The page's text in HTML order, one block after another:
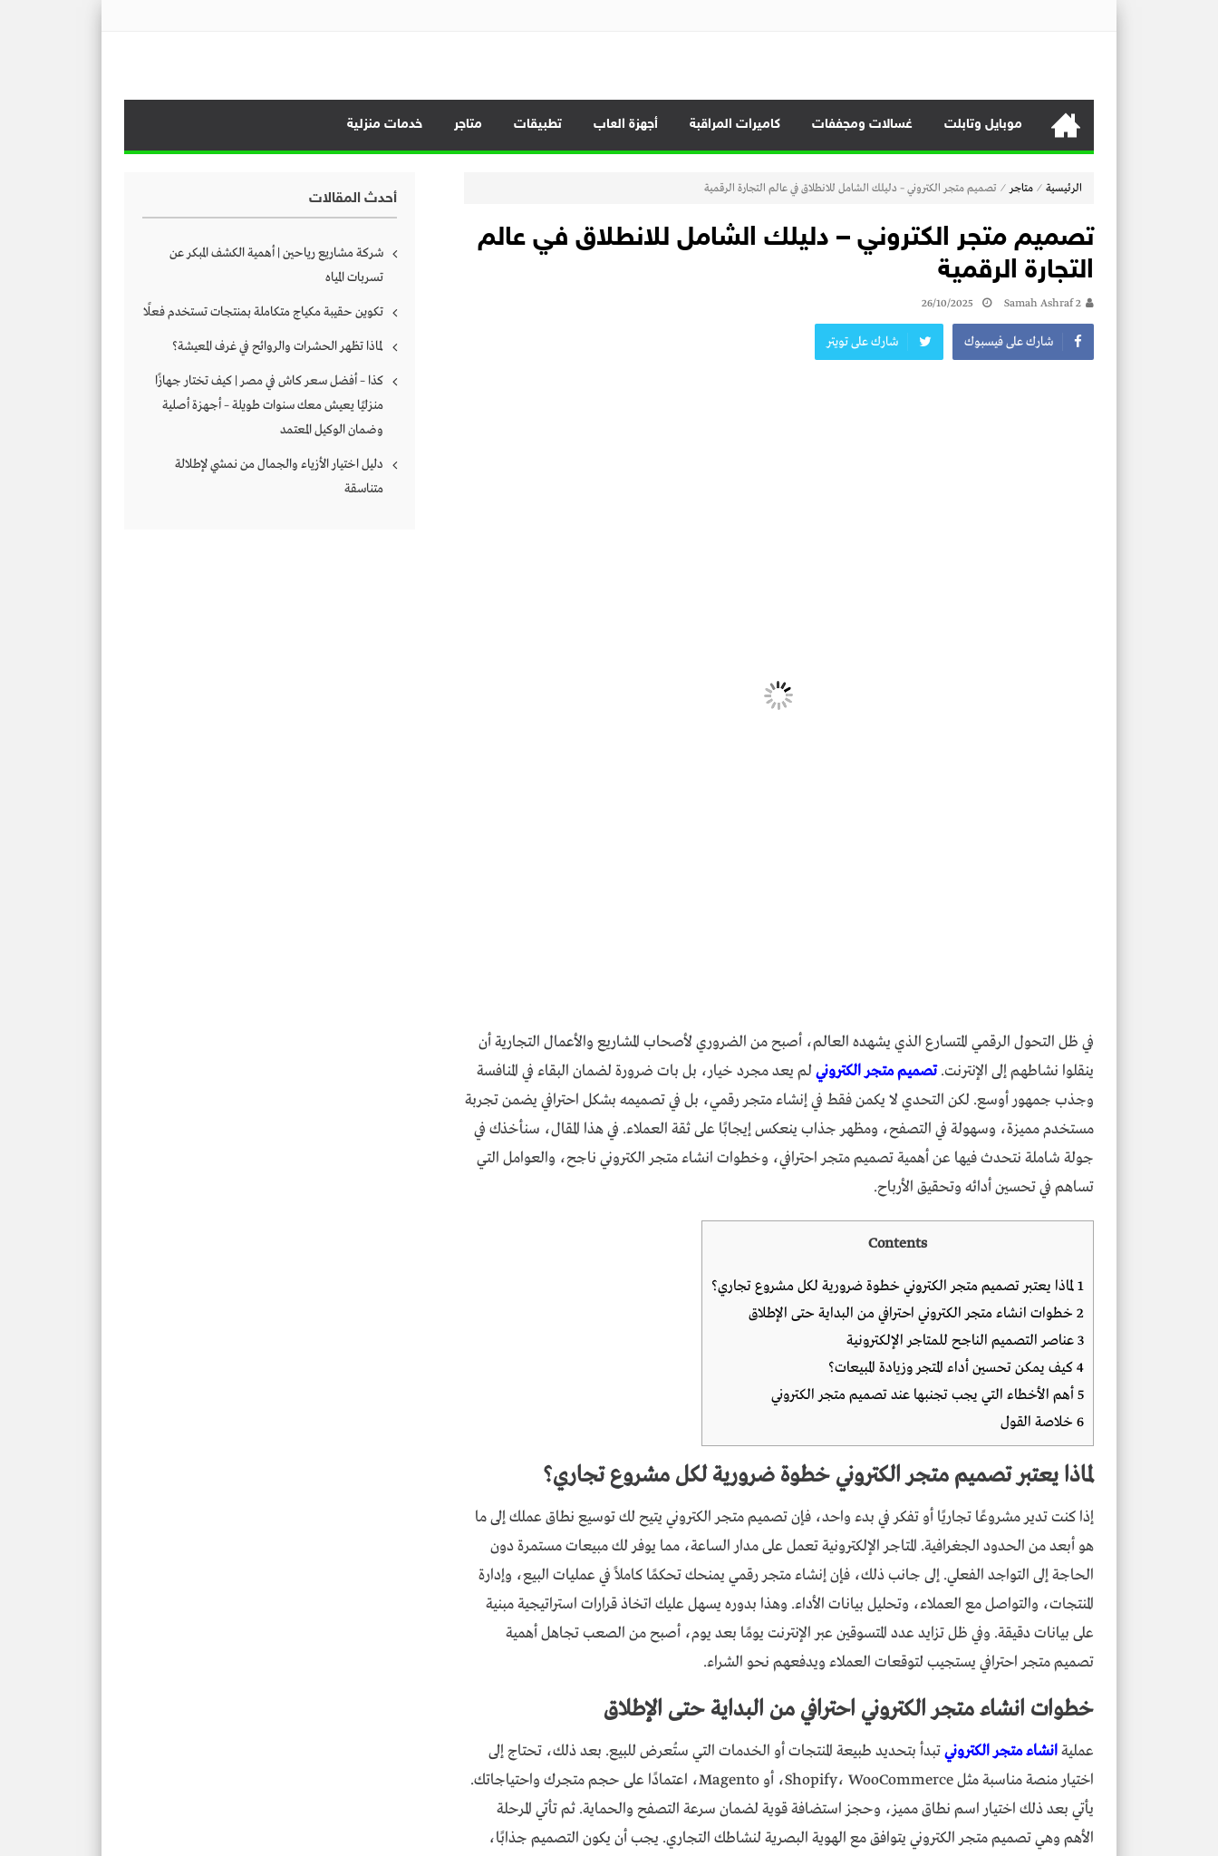
موبايل وتابلت غسالات ومجففات كاميرات المراقبة أجهزة العاب تطبيقات متاجر خدمات منزلية
الرئيسية ⁄ متاجر ⁄ تصميم متجر الكتروني – دليلك الشامل للانطلاق في عالم التجارة الرقمية
تصميم متجر الكتروني – دليلك الشامل للانطلاق في عالم
التجارة الرقمية
Samah Ashraf 2
26/10/2025
شارك على فيسبوك شارك على تويتر
في ظل التحول الرقمي المتسارع الذي يشهده العالم، أصبح من الضروري لأصحاب المشاريع والأعمال التجارية أن
ينقلوا نشاطهم إلى الإنترنت.تصميم متجر الكترونيلم يعد مجرد خيار، بل بات ضرورة لضمان البقاء في المنافسة
وجذب جمهور أوسع. لكن التحدي لا يكمن فقط في إنشاء متجر رقمي، بل في تصميمه بشكل احترافي يضمن تجربة
مستخدم مميزة، وسهولة في التصفح، ومظهر جذاب ينعكس إيجابًا على ثقة العملاء. في هذا المقال، سنأخذك في
جولة شاملة نتحدث فيها عن أهمية تصميم متجر احترافي، وخطوات انشاء متجر الكتروني ناجح، والعوامل التي
تساهم في تحسين أدائه وتحقيق الأرباح.
Contents
1لماذا يعتبر تصميم متجر الكتروني خطوة ضرورية لكل مشروع تجاري؟
2 خطوات انشاء متجر الكتروني احترافي من البداية حتى الإطلاق
3عناصر التصميم الناجح للمتاجر الإلكترونية
4كيف يمكن تحسين أداء المتجر وزيادة المبيعات؟
5أهم الأخطاء التي يجب تجنبها عند تصميم متجر الكتروني
6 خلاصة القول
لماذا يعتبر تصميم متجر الكتروني خطوة ضرورية لكل مشروع تجاري؟
إذا كنت تدير مشروعًا تجاريًا أو تفكر في بدء واحد، فإن تصميم متجر الكتروني يتيح لك توسيع نطاق عملك إلى ما
هو أبعد من الحدود الجغرافية. المتاجر الإلكترونية تعمل على مدار الساعة، مما يوفر لك مبيعات مستمرة دون
الحاجة إلى التواجد الفعلي. إلى جانب ذلك، فإن إنشاء متجر رقمي يمنحك تحكمًا كاملاً في عمليات البيع، وإدارة
المنتجات، والتواصل مع العملاء، وتحليل بيانات الأداء. وهذا بدوره يسهل عليك اتخاذ قرارات استراتيجية مبنية
على بيانات دقيقة. وفي ظل تزايد عدد المتسوقين عبر الإنترنت يومًا بعد يوم، أصبح من الصعب تجاهل أهمية
تصميم متجر احترافي يستجيب لتوقعات العملاء ويدفعهم نحو الشراء.
خطوات انشاء متجر الكتروني احترافي من البداية حتى الإطلاق
عمليةانشاء متجر الكترونيتبدأ بتحديد طبيعة المنتجات أو الخدمات التي ستُعرض للبيع. بعد ذلك، تحتاج إلى
اختيار منصة مناسبة مثل Shopify، WooCommerce، أو Magento، اعتمادًا على حجم متجرك واحتياجاتك.
يأتي بعد ذلك اختيار اسم نطاق مميز، وحجز استضافة قوية لضمان سرعة التصفح والحماية. ثم تأتي المرحلة
الأهم وهي تصميم متجر الكتروني يتوافق مع الهوية البصرية لنشاطك التجاري. يجب أن يكون التصميم جذابًا،
أحدث المقالات
شركة مشاريع رياحين | أهمية الكشف المبكر عن
تسربات المياه
تكوين حقيبة مكياج متكاملة بمنتجات تستخدم فعلًا
لماذا تظهر الحشرات والروائح في غرف المعيشة؟
كذا – أفضل سعر كاش في مصر | كيف تختار جهازًا
منزليًا يعيش معك سنوات طويلة – أجهزة أصلية
وضمان الوكيل المعتمد
دليل اختيار الأزياء والجمال من نمشي لإطلالة
متناسقة